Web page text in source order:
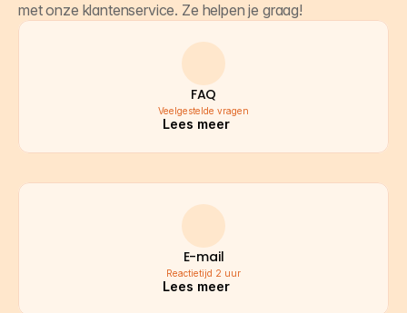
met onze klantenservice. Ze helpen je graag!
FAQ
Veelgestelde vragen
Lees meer
E-mail
Reactietijd 2 uur
Lees meer